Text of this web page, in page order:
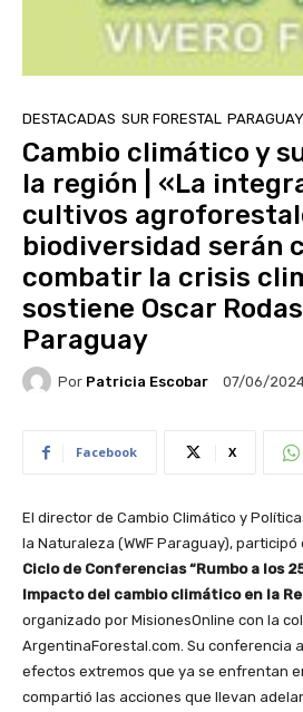
DESTACADAS SUR FORESTAL PARAGUAY
Cambio climático y
la región | «La
cultivos
biodiversidad serán
combatir la crisis
sostiene Oscar
Paraguay
Por Patricia Escobar 07/06/
Facebook X
El director de Cambio Climático y
la Naturaleza (WWF Paraguay),
Ciclo de Conferencias “Rumbo a los
Impacto del cambio climático en la
organizado por MisionesOnline con la
ArgentinaForestal.com. Su conferencia
efectos extremos que ya se enfrentan
compartió las acciones que llevan